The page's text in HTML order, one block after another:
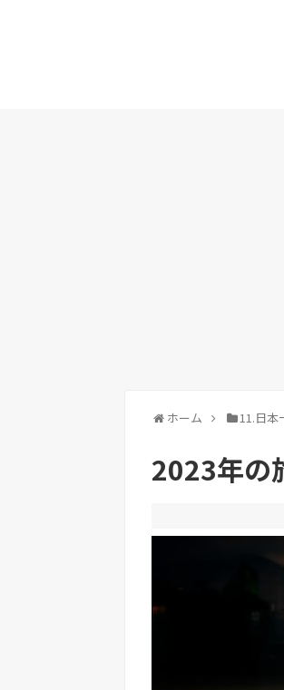
ホーム 11.日本
2023年